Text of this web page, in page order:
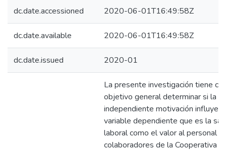
dc.date.accessioned 2020-06-01T16:49:58Z
dc.date.available 2020-06-01T16:49:58Z
dc.date.issued 2020-01
La presente investigación tiene
objetivo general determinar si la
independiente motivación influye
variable dependiente que es la
laboral como el valor al personal
colaboradores de la Cooperativa